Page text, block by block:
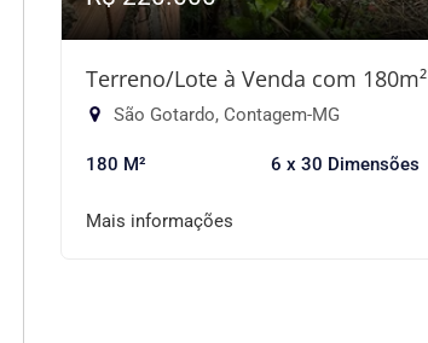
Terreno/Lote à Venda com 180m²
São Gotardo, Contagem-MG
180 M² 6 x 30 Dimensões
Mais informações